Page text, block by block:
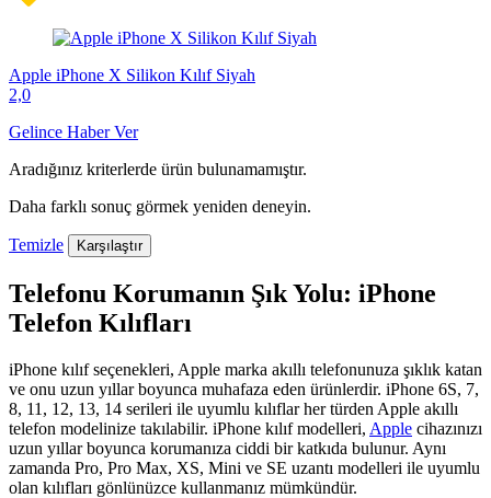
Apple iPhone X Silikon Kılıf Siyah
2,0
Gelince Haber Ver
Aradığınız kriterlerde ürün bulunamamıştır.
Daha farklı sonuç görmek yeniden deneyin.
Temizle Karşılaştır
Telefonu Korumanın Şık Yolu: iPhone
Telefon Kılıfları
iPhone kılıf seçenekleri, Apple marka akıllı telefonunuza şıklık katan
ve onu uzun yıllar boyunca muhafaza eden ürünlerdir. iPhone 6S, 7,
8, 11, 12, 13, 14 serileri ile uyumlu kılıflar her türden Apple akıllı
telefon modelinize takılabilir. iPhone kılıf modelleri, Apple​ cihazınızı
uzun yıllar boyunca korumanıza ciddi bir katkıda bulunur. Aynı
zamanda Pro, Pro Max, XS, Mini ve SE uzantı modelleri ile uyumlu
olan kılıfları gönlünüzce kullanmanız mümkündür.